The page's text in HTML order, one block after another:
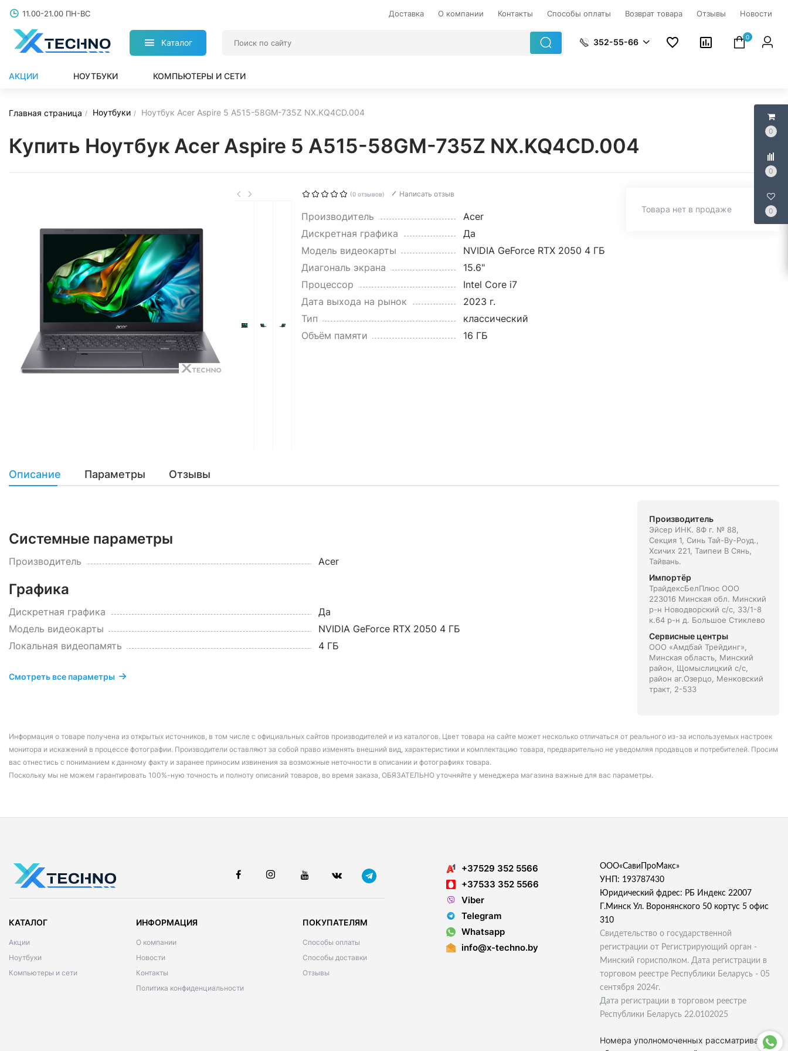
0
0
0
11.00-21.00 ПН-ВС Доставка О компании Контакты Способы оплаты Возврат товара Отзывы Новости
Каталог 352-55-66
0
АКЦИИ НОУТБУКИ КОМПЬЮТЕРЫ И СЕТИ
Главная страница Ноутбуки Ноутбук Acer Aspire 5 A515-58GM-735Z NX.KQ4CD.004
Купить Ноутбук Acer Aspire 5 A515-58GM-735Z NX.KQ4CD.004
(0 отзывов) Написать отзыв
Производитель
Acer
Дискретная графика
Да
Модель видеокарты
NVIDIA GeForce RTX 2050 4 ГБ
Диагональ экрана
15.6"
Процессор
Intel Core i7
Дата выхода на рынок
2023 г.
Тип
классический
Объём памяти
16 ГБ
Товара нет в продаже
Описание Параметры Отзывы
Системные параметры
Производитель Acer
Графика
Дискретная графика
Да
Модель видеокарты
NVIDIA GeForce RTX 2050 4 ГБ
Локальная видеопамять
4 ГБ
Смотреть все параметры
Производитель
Эйсер ИНК. 8Ф г. № 88,
Секция 1, Синь Тай-Ву-Роуд.,
Хсичих 221, Таипеи В Сянь,
Тайвань.
Импортёр
ТрайдексБелПлюс ООО
223016 Минская обл. Минский
р-н Новодворский с/с, 33/1-8
к.64 р-н д. Большое Стиклево
Сервисные центры
ООО «Амдбай Трейдинг»,
Минская область, Минский
район, Щомыслицкий с/с,
район аг.Озерцо, Менковский
тракт, 2-533
Информация о товаре получена из открытых источников, в том числе с официальных сайтов производителей и из каталогов. Цвет товара на сайте может несколько отличаться от реального из-за используемых настроек
монитора и искажений в процессе фотографии. Производители оставляют за собой право изменять внешний вид, характеристики и комплектацию товара, предварительно не уведомляя продавцов и потребителей. Просим
вас отнестись с пониманием к данному факту и заранее приносим извинения за возможные неточности в описании и фотографиях товара.
Поскольку мы не можем гарантировать 100%-ную точность и полноту описаний товаров, во время заказа, ОБЯЗАТЕЛЬНО уточняйте у менеджера магазина важные для вас параметры.
КАТАЛОГ
Акции
Ноутбуки
Компьютеры и сети
ИНФОРМАЦИЯ
О компании
Новости
Контакты
Политика конфиденциальности
ПОКУПАТЕЛЯМ
Способы оплаты
Способы доставки
Отзывы
+37529 352 5566
+37533 352 5566
Viber
Telegram
Whatsapp
info@x-techno.by
ООО«СавиПроМакс»
УНП: 193787430
Юридический фдрес: РБ Индекс 22007
Г.Минск Ул. Воронянского 50 кортус 5 офис
310
Свидетельство о государственной
регистрации от Регистрирующий орган -
Минский горисполком. Дата регистрации в
торговом реестре Республики Беларусь - 05
сентября 2024г.
Дата регистрации в торговом реестре
Республики Беларусь 22.0102025
Номера уполномоченных рассматривать